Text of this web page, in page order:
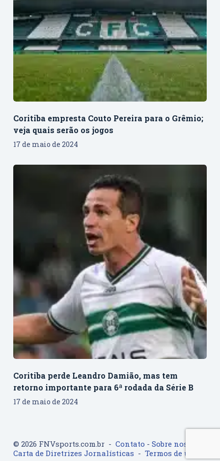
Coritiba empresta Couto Pereira para o Grêmio;
veja quais serão os jogos
17 de maio de 2024
Coritiba perde Leandro Damião, mas tem
retorno importante para 6ª rodada da Série B
17 de maio de 2024
© 2026 FNVsports.com.br - Contato - Sobre nos
Carta de Diretrizes Jornalísticas - Termos de uso